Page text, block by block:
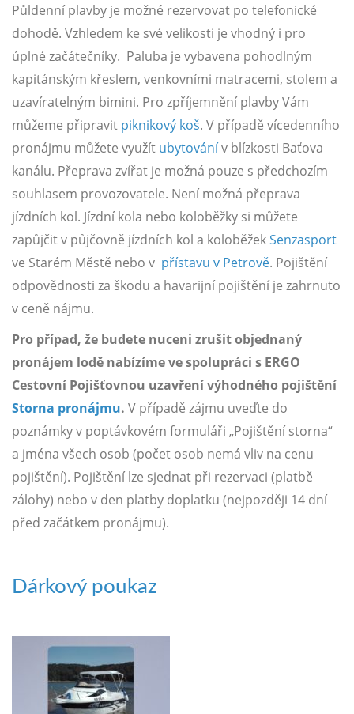
Půldenní plavby je možné rezervovat po telefonické
dohodě. Vzhledem ke své velikosti je vhodný i pro
úplné začátečníky. Paluba je vybavena pohodlným
kapitánským křeslem, venkovními matracemi, stolem a
uzavíratelným bimini. Pro zpříjemnění plavby Vám
můžeme připravit piknikový koš. V případě vícedenního
pronájmu můžete využít ubytovánív blízkosti Baťova
kanálu. Přeprava zvířat je možná pouze s předchozím
souhlasem provozovatele. Není možná přeprava
jízdních kol. Jízdní kola nebo koloběžky si můžete
zapůjčit v půjčovně jízdních kol a koloběžekSenzasport
ve Starém Městě nebo v přístavu v Petrově. Pojištění
odpovědnosti za škodu a havarijní pojištění je zahrnuto
v ceně nájmu.
Pro případ, že budete nuceni zrušit objednaný
pronájem lodě nabízíme ve spolupráci s ERGO
Cestovní Pojišťovnou uzavření výhodného pojištění
Storna pronájmu. V případě zájmu uveďte do
poznámky v poptávkovém formuláři „Pojištění storna“
a jména všech osob (počet osob nemá vliv na cenu
pojištění). Pojištění lze sjednat při rezervaci (platbě
zálohy) nebo v den platby doplatku (nejpozději 14 dní
před začátkem pronájmu).
Dárkový poukaz